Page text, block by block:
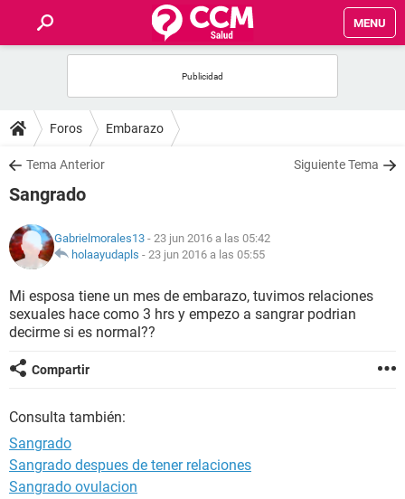
MENU
FOROS
SALUD
FAMILIA
NUTRICIÓN
BIENESTAR
Foros Embarazo
Tema Anterior Siguiente Tema
Sangrado
Gabrielmorales13 - 23 jun 2016 a las 05:42
holaayudapls - 23 jun 2016 a las 05:55
Mi esposa tiene un mes de embarazo, tuvimos relaciones
sexuales hace como 3 hrs y empezo a sangrar podrian
decirme si es normal??
Compartir
Consulta también:
Sangrado
Sangrado despues de tener relaciones
Sangrado ovulacion